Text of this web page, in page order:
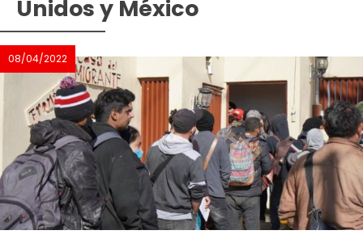
Unidos y México
08/04/2022